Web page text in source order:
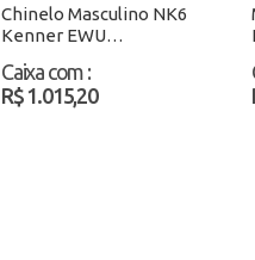
Chinelo Masculino NK6
Kenner EWU
Caixa com :
R$ 1.015,20